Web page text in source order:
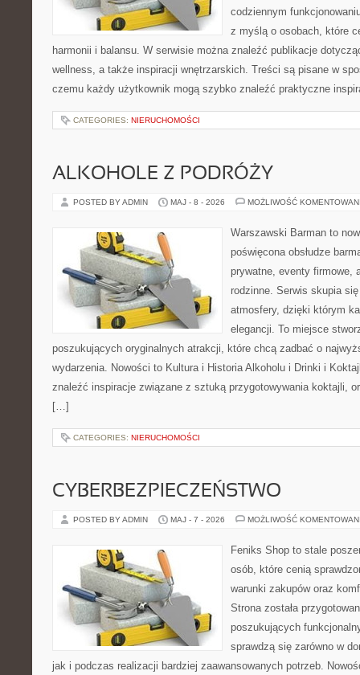
codziennym
z myślą o osobach, które
harmonii i balansu. W serwisie można znaleźć publikacje
wellness, a także inspiracji wnętrzarskich. Treści są pisane w
czemu każdy użytkownik mogą szybko znaleźć praktyczne
CATEGORIES: NIERUCHOMOŚCI
ALKOHOLE Z PODRÓŻY
POSTED BY ADMIN MAJ - 8 - 2026 MOŻLIWOŚĆ
Warszawski Barman to
poświęcona obsłudze
prywatne, eventy firmowe,
rodzinne. Serwis skupia
atmosfery, dzięki którym
elegancji. To miejsce
poszukujących oryginalnych atrakcji, które chcą zadbać o
wydarzenia. Nowości to Kultura i Historia Alkoholu i Drinki i
znaleźć inspiracje związane z sztuką przygotowywania koktajli,
[…]
CATEGORIES: NIERUCHOMOŚCI
CYBERBEZPIECZEŃSTWO
POSTED BY ADMIN MAJ - 7 - 2026 MOŻLIWOŚĆ
Feniks Shop to stale
osób, które cenią
warunki zakupów oraz
Strona została
poszukujących
sprawdzą się zarówno w
jak i podczas realizacji bardziej zaawansowanych potrzeb.